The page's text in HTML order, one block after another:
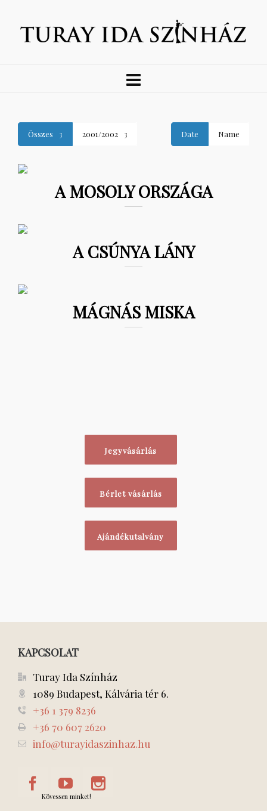
Összes 3 2001/2002 3 Date Name
A MOSOLY ORSZÁGA
A CSÚNYA LÁNY
MÁGNÁS MISKA
Jegyvásárlás
Bérlet vásárlás
Ajándékutalvány
KAPCSOLAT
Turay Ida Színház
1089 Budapest, Kálvária tér 6.
+36 1 379 8236
+36 70 607 2620
info@turayidaszinhaz.hu
Kövessen minket!